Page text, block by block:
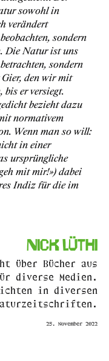
sowohl in
verändert
sondern
Die Natur ist uns
sondern
Gier, den wir mit
bis er versiegt.
bezieht dazu
normativem
Wenn man so will:
in einer
ursprüngliche
mit mir!») dabei
Indiz für die im
Nick Lüthi
über Bücher aus
diverse Medien.
in diversen
25. November 2022